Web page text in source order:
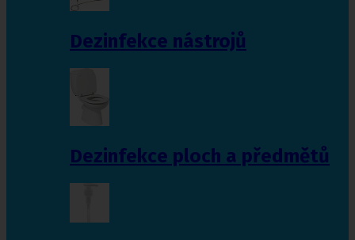
Dezinfekce nástrojů
Dezinfekce ploch a předmětů